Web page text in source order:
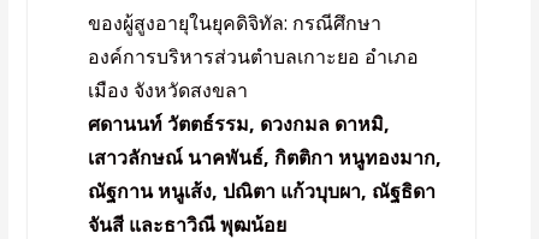
ของผู้สูงอายุในยุคดิจิทัล: กรณีศึกษา
องค์การบริหารส่วนตำบลเกาะยอ อำเภอ
เมือง จังหวัดสงขลา
ศดานนท์ วัตตธ์รรม, ดวงกมล ดาหมิ,
เสาวลักษณ์ นาคพันธ์, กิตติกา หนูทองมาก,
ณัฐกาน หนูเส้ง, ปณิตา แก้วบุบผา, ณัฐธิดา
จันสี และธาวิณี พุฒน้อย